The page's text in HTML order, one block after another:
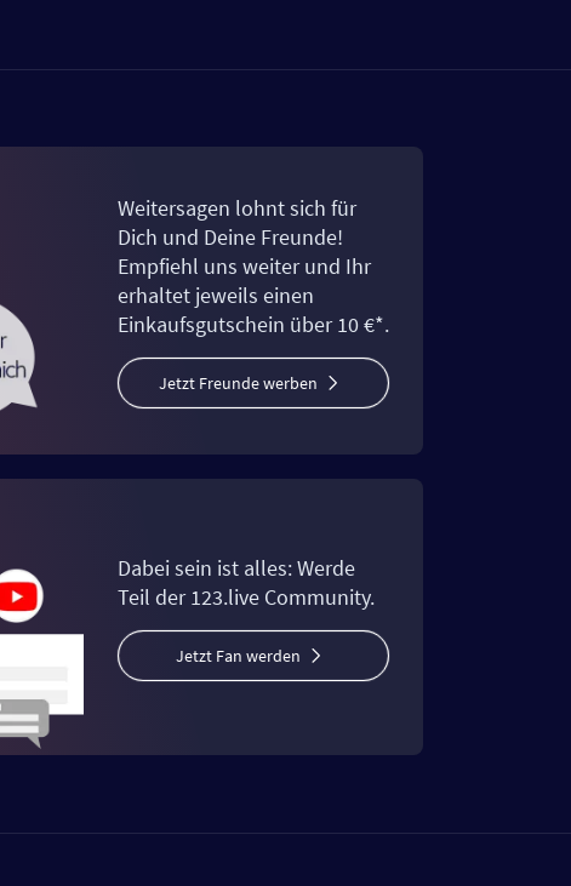
Weitersagen lohnt sich für
Dich und Deine Freunde!
Empfiehl uns weiter und Ihr
erhaltet jeweils einen
Einkaufsgutschein über 10 €*.
Jetzt Freunde werben
Dabei sein ist alles: Werde
Teil der 123.live Community.
Jetzt Fan werden